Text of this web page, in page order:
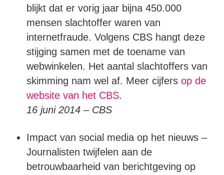
blijkt dat er vorig jaar bijna 450.000
mensen slachtoffer waren van
internetfraude. Volgens CBS hangt deze
stijging samen met de toename van
webwinkelen. Het aantal slachtoffers van
skimming nam wel af. Meer cijfers op de
website van het CBS.
16 juni 2014 – CBS
Impact van social media op het nieuws –
Journalisten twijfelen aan de
betrouwbaarheid van berichtgeving op